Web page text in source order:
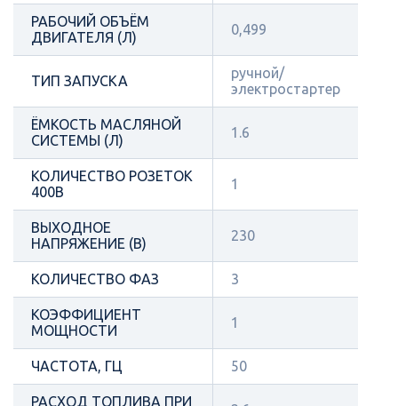
РАБОЧИЙ ОБЪЁМ
ДВИГАТЕЛЯ (Л)
0,499
ТИП ЗАПУСКА
ручной/
электростартер
ЁМКОСТЬ МАСЛЯНОЙ
СИСТЕМЫ (Л)
1.6
КОЛИЧЕСТВО РОЗЕТОК
400В
1
ВЫХОДНОЕ
НАПРЯЖЕНИЕ (В)
230
КОЛИЧЕСТВО ФАЗ 3
КОЭФФИЦИЕНТ
МОЩНОСТИ
1
ЧАСТОТА, ГЦ 50
РАСХОД ТОПЛИВА ПРИ